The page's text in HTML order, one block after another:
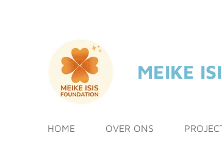
MEIKE
HOME OVER ONS